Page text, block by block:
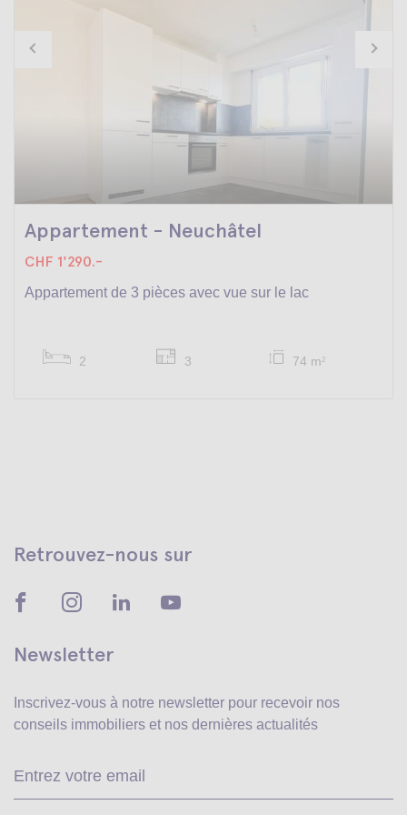
Appartement - Neuchâtel
CHF 1'290.-
Appartement de 3 pièces avec vue sur le lac
2 3 74 m2
Retrouvez-nous sur
Newsletter
Inscrivez-vous à notre newsletter pour recevoir nos
conseils immobiliers et nos dernières actualités